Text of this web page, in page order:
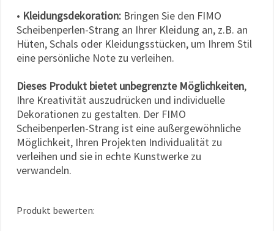
• Kleidungsdekoration: Bringen Sie den FIMO
Scheibenperlen-Strang an Ihrer Kleidung an, z.B. an
Hüten, Schals oder Kleidungsstücken, um Ihrem Stil
eine persönliche Note zu verleihen.
Dieses Produkt bietet unbegrenzte Möglichkeiten,
Ihre Kreativität auszudrücken und individuelle
Dekorationen zu gestalten. Der FIMO
Scheibenperlen-Strang ist eine außergewöhnliche
Möglichkeit, Ihren Projekten Individualität zu
verleihen und sie in echte Kunstwerke zu
verwandeln.
Produkt bewerten: